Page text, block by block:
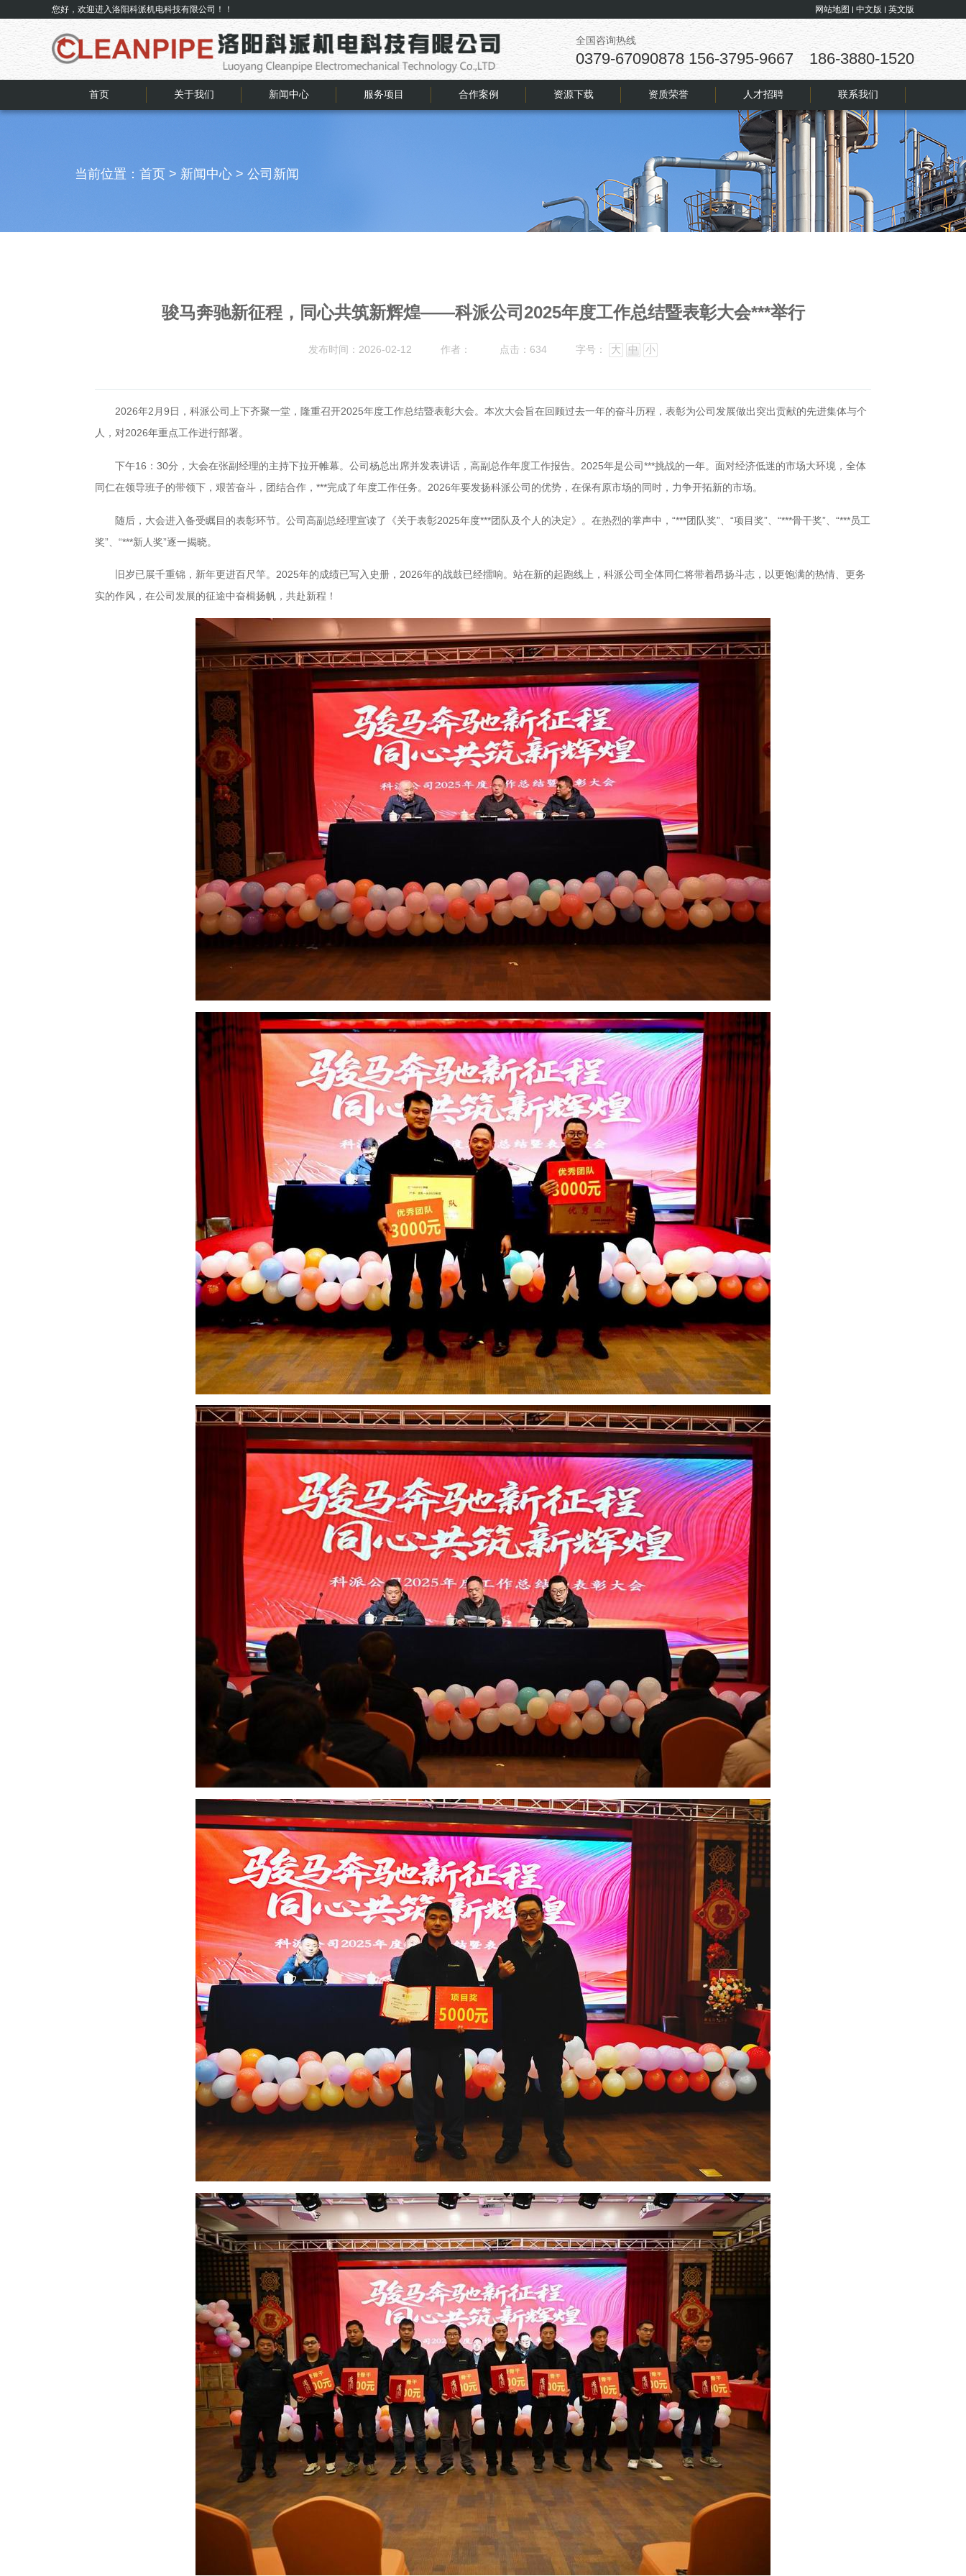
您好，欢迎进入洛阳科派机电科技有限公司！！ 网站地图 中文版 英文版
全国咨询热线
0379-67090878 156-3795-9667 186-3880-1520
首页 关于我们 新闻中心 服务项目 合作案例 资源下载 资质荣誉 人才招聘 联系我们
当前位置： 首页 > 新闻中心 > 公司新闻
骏马奔驰新征程，同心共筑新辉煌——科派公司2025年度工作总结暨表彰大会***举行
发布时间：2026-02-12 作者： 点击：634 字号： 大 中 小
2026年2月9日，科派公司上下齐聚一堂，隆重召开2025年度工作总结暨表彰大会。本次大会旨在回顾过去一年的奋斗历程，表彰为公司发展做出突出贡献的先进集体与个
人，对2026年重点工作进行部署。
下午16：30分，大会在张副经理的主持下拉开帷幕。公司杨总出席并发表讲话，高副总作年度工作报告。2025年是公司***挑战的一年。面对经济低迷的市场大环境，全体
同仁在领导班子的带领下，艰苦奋斗，团结合作，***完成了年度工作任务。2026年要发扬科派公司的优势，在保有原市场的同时，力争开拓新的市场。
随后，大会进入备受瞩目的表彰环节。公司高副总经理宣读了《关于表彰2025年度***团队及个人的决定》。在热烈的掌声中，“***团队奖”、“项目奖”、“***骨干奖”、“***员工
奖”、“***新人奖”逐一揭晓。
旧岁已展千重锦，新年更进百尺竿。2025年的成绩已写入史册，2026年的战鼓已经擂响。站在新的起跑线上，科派公司全体同仁将带着昂扬斗志，以更饱满的热情、更务
实的作风，在公司发展的征途中奋楫扬帆，共赴新程！